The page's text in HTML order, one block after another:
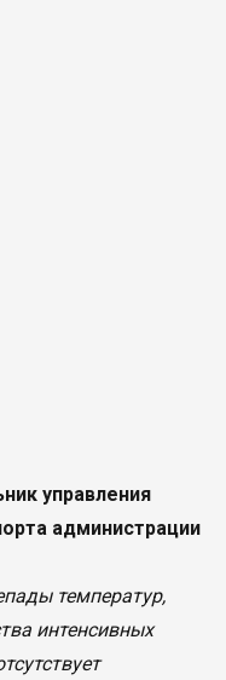
управления
администрации
температур,
интенсивных